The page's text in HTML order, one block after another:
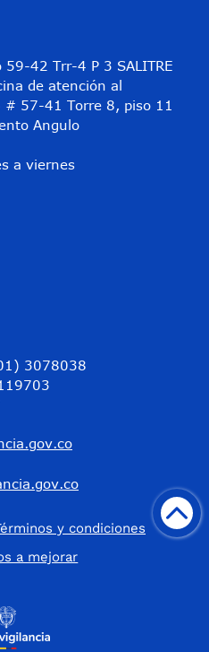
59-42 Trr-4 P 3 SALITRE
de atención al
# 57-41 Torre 8, piso 11
Angulo
a viernes
3078038
y condiciones
a mejorar